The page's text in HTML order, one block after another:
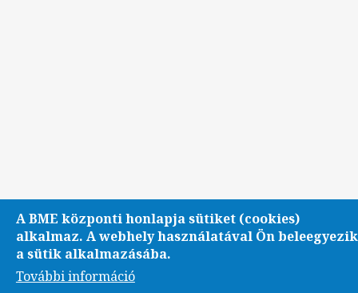
A BME központi honlapja sütiket (cookies)
alkalmaz. A webhely használatával Ön beleegyezik
a sütik alkalmazásába.
További információ